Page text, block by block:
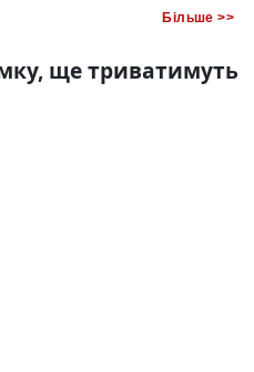
Більше >>
ще триватимуть